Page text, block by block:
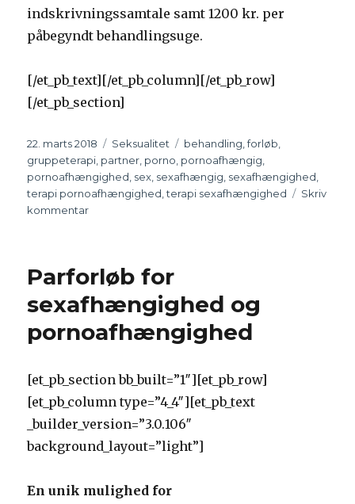
indskrivningssamtale samt 1200 kr. per
påbegyndt behandlingsuge.
[/et_pb_text][/et_pb_column][/et_pb_row]
[/et_pb_section]
Udgivet
22. marts 2018 Kategorier
Seksualitet Tags
behandling ,forløb
gruppeterapi partner porno pornoafhængig
pornoafhængighed sex sexafhængig sexafhængighed
terapi pornoafhængighed ,terapi sexafhængighed
Skriv
kommentar
der
ramt
af
sexafhængighed
pornoafhængighed
Parforløb for
sexafhængighed og
pornoafhængighed
[et_pb_section bb_built=”1″][et_pb_row]
[et_pb_column type=”4_4″][et_pb_text
_builder_version=”3.0.106″
background_layout=”light”]
En unik mulighed for